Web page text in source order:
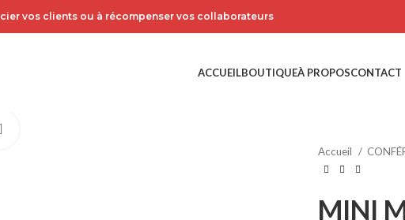
vos clients ou à récompenser vos collaborateurs
ACCUEILBOUTIQUEÀ PROPOSCONTACT
Accueil
MINI